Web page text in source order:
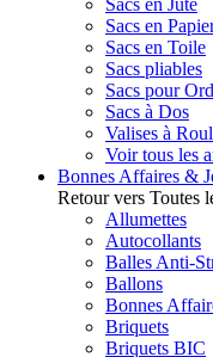
Sacs en Jute
Sacs en
Sacs en Toile
Sacs pliables
Sacs pour
Sacs à Dos
Valises à
Voir tous les
Bonnes Affaires &
Retour vers Toutes
Allumettes
Autocollants
Balles Anti-
Ballons
Bonnes
Briquets
Briquets BIC